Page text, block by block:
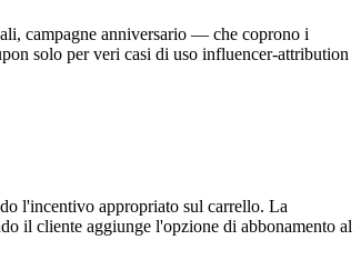
campagne anniversario — che coprono i
solo per veri casi di uso influencer-attribution
l'incentivo appropriato sul carrello. La
il cliente aggiunge l'opzione di abbonamento al